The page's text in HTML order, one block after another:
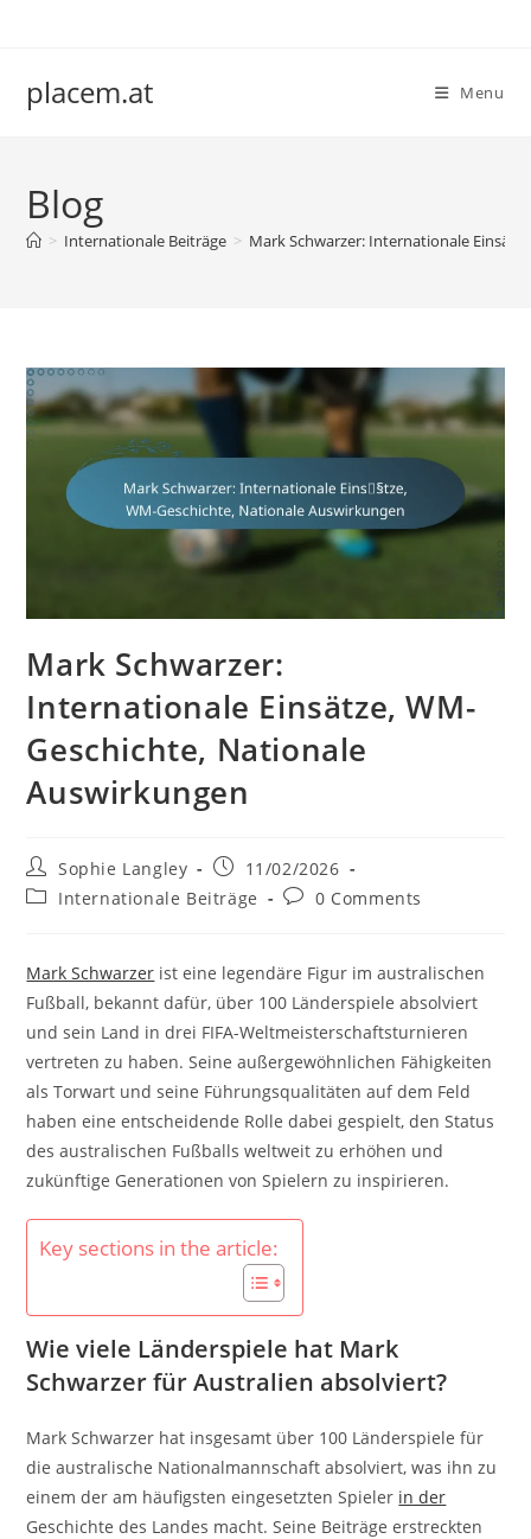
placem.at Menu
Blog
> Internationale Beiträge > Mark Schwarzer: Internationale
Mark Schwarzer:
Internationale Einsätze, WM-
Geschichte, Nationale
Auswirkungen
Post
author:
Sophie Langley
Post
published:
11/02/2026
PostInternationale Beiträge
Post0 Comments
Mark Schwarzer ist eine legendäre Figur im australischen
Fußball, bekannt dafür, über 100 Länderspiele absolviert
und sein Land in drei FIFA-Weltmeisterschaftsturnieren
vertreten zu haben. Seine außergewöhnlichen Fähigkeiten
als Torwart und seine Führungsqualitäten auf dem Feld
haben eine entscheidende Rolle dabei gespielt, den Status
des australischen Fußballs weltweit zu erhöhen und
zukünftige Generationen von Spielern zu inspirieren.
Key sections in the article:
Wie viele Länderspiele hat Mark
Schwarzer für Australien absolviert?
Mark Schwarzer hat insgesamt über 100 Länderspiele für
die australische Nationalmannschaft absolviert, was ihn zu
einem der am häufigsten eingesetzten Spieler in der
Geschichte des Landes macht. Seine Beiträge erstreckten